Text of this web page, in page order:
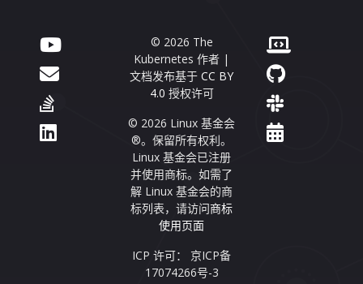
© 2026 The
Kubernetes 作者 |
文档发布基于 CC BY
4.0 授权许可
© 2026 Linux 基金会
®。保留所有权利。
Linux 基金会已注册
并使用商标。如需了
解 Linux 基金会的商
标列表，请访问商标
使用页面
ICP 许可： 京ICP备
17074266号-3